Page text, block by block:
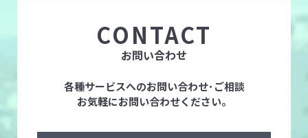
CONTACT
お問い合わせ
各種サービスへのお問い合わせ･ご相談
お気軽にお問い合わせください。